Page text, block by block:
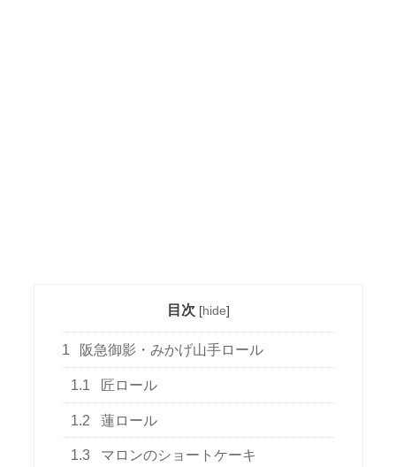
目次 [hide]
1 阪急御影・みかげ山手ロール
1.1 匠ロール
1.2 蓮ロール
1.3 マロンのショートケーキ